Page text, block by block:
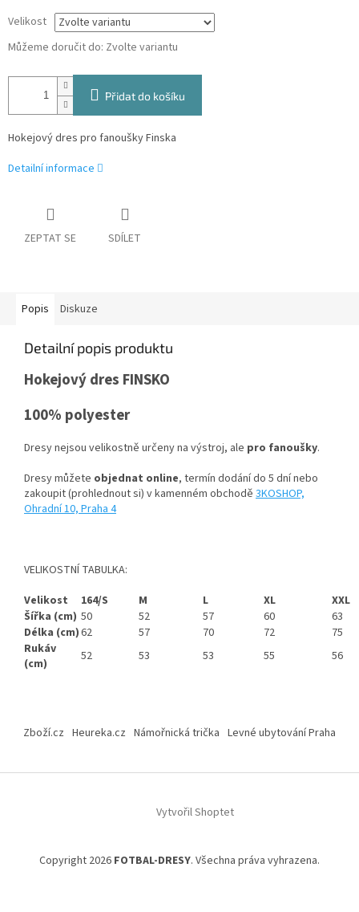
Velikost
Můžeme doručit do: Zvolte variantu
Přidat do košíku
Hokejový dres pro fanoušky Finska
Detailní informace
ZEPTAT SE SDÍLET
Popis Diskuze
Detailní popis produktu
Hokejový dres FINSKO
100% polyester
Dresy nejsou velikostně určeny na výstroj, ale pro fanoušky.
Dresy můžete objednat online, termín dodání do 5 dní nebo
zakoupit (prohlednout si) v kamenném obchodě 3KOSHOP,
Ohradní 10, Praha 4
VELIKOSTNÍ TABULKA:
Velikost
164/S M L XL
XXL
Šířka (cm) 50 52 57 60
63
Délka (cm)62 57 70 72
75
Rukáv
(cm)
52 53 53 55 56
Zboží.cz Heureka.cz Námořnická trička Levné ubytování Praha
Vytvořil Shoptet
Copyright 2026 FOTBAL-DRESY. Všechna práva vyhrazena.